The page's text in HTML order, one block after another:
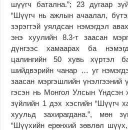
шүүгч батална.”; 23 дугаар
“Шүүгч нь ажлын ачаалал,
зэрэгтэй уялдсан нэмэгдэл
энэ хуулийн 8.3-т заасан
дүнгээс хамаарах ба
цалингийн 50 хувь хүртэл
шийдвэрийн чанар … уг
заасан мэргэшлийн
гэсэн нь Монгол Улсын Үндсэн
зүйлийн 1 дэх хэсгийн “Шүүгч
хуульд захирагдана.”, мөн
“Шүүхийн ерөнхий зөвлөл